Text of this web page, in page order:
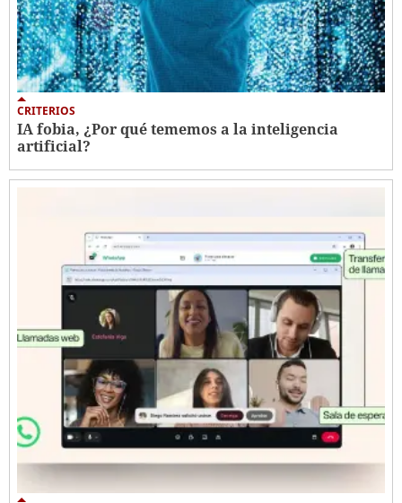
CRITERIOS
IA fobia, ¿Por qué tememos a la inteligencia
artificial?